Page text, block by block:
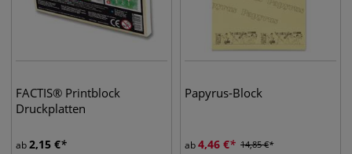
FACTIS® Printblock
Druckplatten
ab2,15 €
Papyrus-Block
ab4,46 € 14,85€